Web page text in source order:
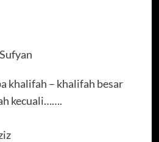
khalifah – khalifah besar
kecuali…….